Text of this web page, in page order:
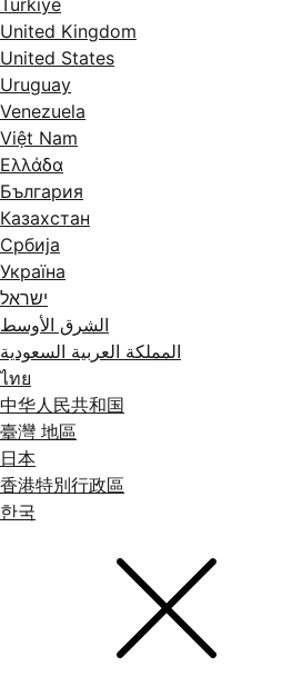
Türkiye
United Kingdom
United States
Uruguay
Venezuela
Việt Nam
Ελλάδα
България
Казахстан
Србија
Україна
ישראל
الشرق الأوسط
المملكة العربية السعودية
ไทย
中华人民共和国
臺灣 地區
日本
香港特別行政區
한국